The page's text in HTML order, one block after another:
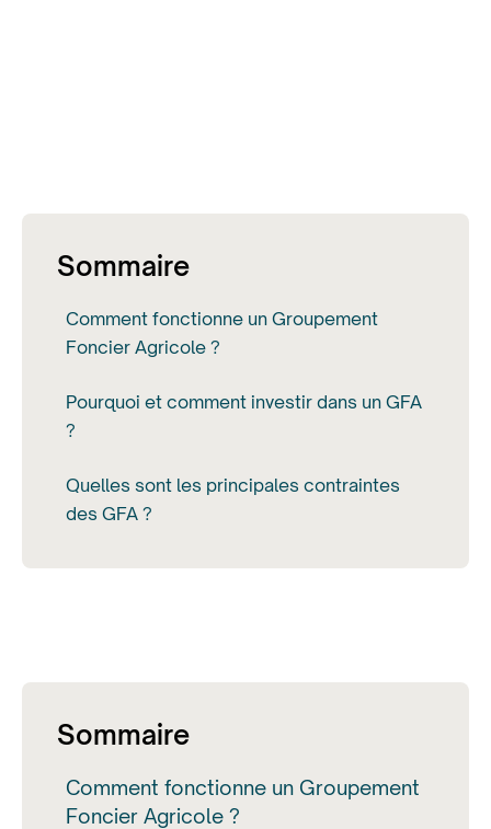
Sommaire
Comment fonctionne un Groupement
Foncier Agricole ?
Pourquoi et comment investir dans un GFA
?
Quelles sont les principales contraintes
des GFA ?
Sommaire
Comment fonctionne un Groupement
Foncier Agricole ?